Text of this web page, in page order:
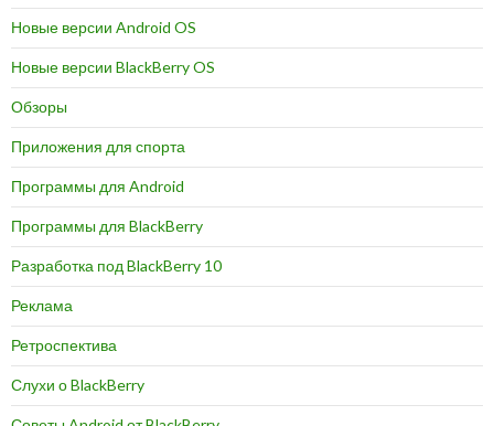
Новые версии Android OS
Новые версии BlackBerry OS
Обзоры
Приложения для спорта
Программы для Android
Программы для BlackBerry
Разработка под BlackBerry 10
Реклама
Ретроспектива
Слухи о BlackBerry